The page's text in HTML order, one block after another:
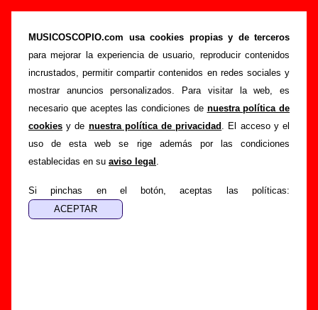
MUSICOSCOPIO.com usa cookies propias y de terceros
para mejorar la experiencia de usuario, reproducir contenidos
incrustados, permitir compartir contenidos en redes sociales y
mostrar anuncios personalizados. Para visitar la web, es
necesario que aceptes las condiciones de nuestra política de
cookies y de nuestra política de privacidad . El acceso y el
uso de esta web se rige además por las condiciones
establecidas en su aviso legal .
Si pinchas en el botón, aceptas las políticas:
“Camino”, canción de Los Punsetes (Letra e
información)
Portada >Los Punsetes >Canciones >Camino
Esta página pretende recopilar todo tipo de información
sobre lacanción "Camino" interpretada porLos Punsetes
Además de su letra, también aparecerá información sobre el
autor o los autores, sobre los discos en los que está incluido
este tema, sobre la grabación del mismo, sobre versiones a
información adicional, puedes ayudar acompletar esta
información.